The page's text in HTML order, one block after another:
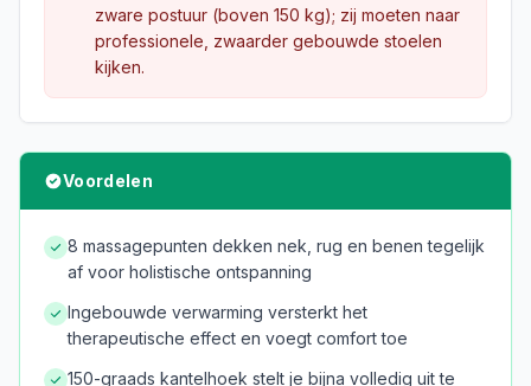
zware postuur (boven 150 kg); zij moeten naar
professionele, zwaarder gebouwde stoelen
kijken.
Voordelen
8 massagepunten dekken nek, rug en benen tegelijk
af voor holistische ontspanning
Ingebouwde verwarming versterkt het
therapeutische effect en voegt comfort toe
150-graads kantelhoek stelt je bijna volledig uit te